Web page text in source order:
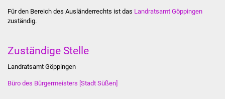
Für den Bereich des Ausländerrechts ist das Landratsamt Göppingen
zuständig.
Zuständige Stelle
Landratsamt Göppingen
Büro des Bürgermeisters [Stadt Süßen]